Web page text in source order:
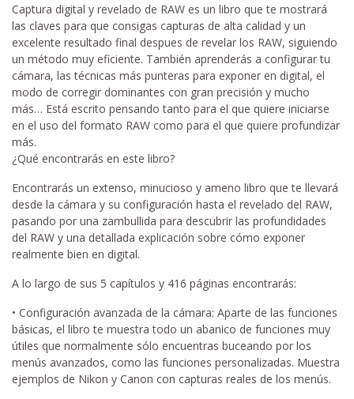
Captura digital y revelado de RAW es un libro que te mostrará
las claves para que consigas capturas de alta calidad y un
excelente resultado final despues de revelar los RAW, siguiendo
un método muy eficiente. También aprenderás a configurar tu
cámara, las técnicas más punteras para exponer en digital, el
modo de corregir dominantes con gran precisión y mucho
más… Está escrito pensando tanto para el que quiere iniciarse
en el uso del formato RAW como para el que quiere profundizar
más.
¿Qué encontrarás en este libro?
Encontrarás un extenso, minucioso y ameno libro que te llevará
desde la cámara y su configuración hasta el revelado del RAW,
pasando por una zambullida para descubrir las profundidades
del RAW y una detallada explicación sobre cómo exponer
realmente bien en digital.
A lo largo de sus 5 capítulos y 416 páginas encontrarás:
• Configuración avanzada de la cámara: Aparte de las funciones
básicas, el libro te muestra todo un abanico de funciones muy
útiles que normalmente sólo encuentras buceando por los
menús avanzados, como las funciones personalizadas. Muestra
ejemplos de Nikon y Canon con capturas reales de los menús.